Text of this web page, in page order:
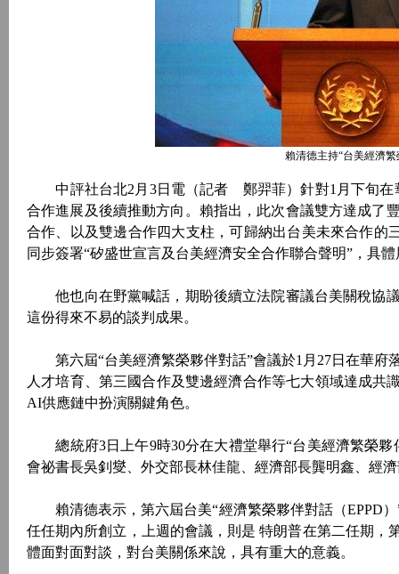
賴清德主持“台美經濟
中評社台北2月3日電（記者 鄭羿菲）針對1月下旬在
合作進展及後續推動方向。賴指出，此次會議雙方達成了
合作、以及雙邊合作四大支柱，可歸納出台美未來合作的
同步簽署“矽盛世宣言及台美經濟安全合作聯合聲明”，具
他也向在野黨喊話，期盼後續立法院審議台美關稅協
這份得來不易的談判成果。
第六屆“台美經濟繁榮夥伴對話”會議於1月27日在華府
人才培育、第三國合作及雙邊經濟合作等七大領域達成共
AI供應鏈中扮演關鍵角色。
總統府3日上午9時30分在大禮堂舉行“台美經濟繁榮夥
會祕書長吳釗燮、外交部長林佳龍、經濟部長龔明鑫、經
賴清德表示，第六屆台美“經濟繁榮夥伴對話（EPPD）
任任期內所創立，上週的會議，則是 特朗普在第二任期，
體面對面對談，對台美關係來說，具有重大的意義。